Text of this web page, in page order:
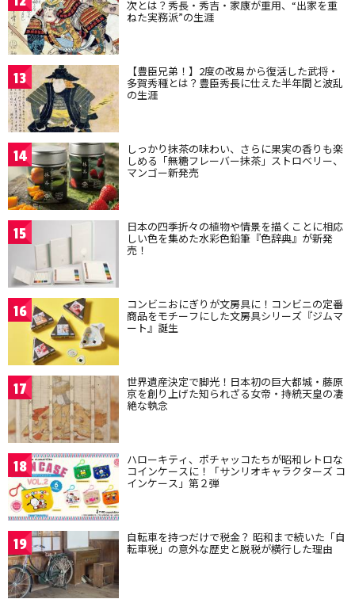
次とは？秀長・秀吉・家康が重用、“出家を重
ねた実務派”の生涯
13 【豊臣兄弟！】2度の改易から復活した武将・
多賀秀種とは？豊臣秀長に仕えた半年間と波乱
の生涯
14 しっかり抹茶の味わい、さらに果実の香りも楽
しめる「無糖フレーバー抹茶」ストロベリー、
マンゴー新発売
15 日本の四季折々の植物や情景を描くことに相応
しい色を集めた水彩色鉛筆『色辞典』が新発
売！
16 コンビニおにぎりが文房具に！コンビニの定番
商品をモチーフにした文房具シリーズ『ジムマ
ート』誕生
17 世界遺産決定で脚光！日本初の巨大都城・藤原
京を創り上げた知られざる女帝・持統天皇の凄
絶な執念
18 ハローキティ、ポチャッコたちが昭和レトロな
コインケースに！「サンリオキャラクターズ コ
インケース」第２弾
19 自転車を持つだけで税金？ 昭和まで続いた「自
転車税」の意外な歴史と脱税が横行した理由